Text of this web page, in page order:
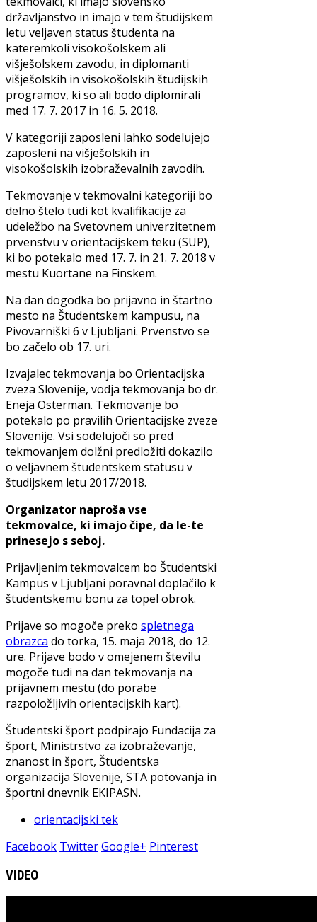
državljanstvo in imajo v tem študijskem
letu veljaven status študenta na
kateremkoli visokošolskem ali
višješolskem zavodu, in diplomanti
višješolskih in visokošolskih študijskih
programov, ki so ali bodo diplomirali
med 17. 7. 2017 in 16. 5. 2018.
V kategoriji zaposleni lahko sodelujejo
zaposleni na višješolskih in
visokošolskih izobraževalnih zavodih.
Tekmovanje v tekmovalni kategoriji bo
delno štelo tudi kot kvalifikacije za
udeležbo na Svetovnem univerzitetnem
prvenstvu v orientacijskem teku (SUP),
ki bo potekalo med 17. 7. in 21. 7. 2018 v
mestu Kuortane na Finskem.
Na dan dogodka bo prijavno in štartno
mesto na Študentskem kampusu, na
Pivovarniški 6 v Ljubljani. Prvenstvo se
bo začelo ob 17. uri.
Izvajalec tekmovanja bo Orientacijska
zveza Slovenije, vodja tekmovanja bo dr.
Eneja Osterman. Tekmovanje bo
potekalo po pravilih Orientacijske zveze
Slovenije. Vsi sodelujoči so pred
tekmovanjem dolžni predložiti dokazilo
o veljavnem študentskem statusu v
študijskem letu 2017/2018.
Organizator naproša vse
tekmovalce, ki imajo čipe, da le-te
prinesejo s seboj.
Prijavljenim tekmovalcem bo Študentski
Kampus v Ljubljani poravnal doplačilo k
študentskemu bonu za topel obrok.
Prijave so mogoče preko spletnega
obrazca do torka, 15. maja 2018, do 12.
ure. Prijave bodo v omejenem številu
mogoče tudi na dan tekmovanja na
prijavnem mestu (do porabe
razpoložljivih orientacijskih kart).
Študentski šport podpirajo Fundacija za
šport, Ministrstvo za izobraževanje,
znanost in šport, Študentska
organizacija Slovenije, STA potovanja in
športni dnevnik EKIPASN.
orientacijski tek
Facebook TwitterGoogle+ Pinterest
VIDEO